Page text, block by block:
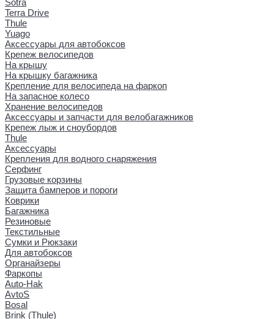
Sotra
Terra Drive
Thule
Yuago
Аксессуары для автобоксов
Крепеж велосипедов
На крышу
На крышку багажника
Крепление для велосипеда на фаркоп
На запасное колесо
Хранение велосипедов
Аксессуары и запчасти для велобагажников
Крепеж лыж и сноубордов
Thule
Аксессуары
Крепления для водного снаряжения
Серфинг
Грузовые корзины
Защита бамперов и пороги
Коврики
Багажника
Резиновые
Текстильные
Сумки и Рюкзаки
Для автобоксов
Органайзеры
Фаркопы
Auto-Hak
AvtoS
Bosal
Brink (Thule)